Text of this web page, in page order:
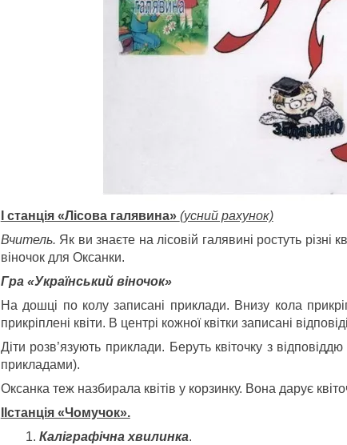
І станція «Лісова галявина» (усний рахунок)
Вчитель. Як ви знаєте на лісовій галявині ростуть
віночок для Оксанки.
Гра «Український віночок»
На дошці по колу записані приклади. Внизу кола
прикріплені квіти. В центрі кожної квітки записані
Діти розв’язують приклади. Беруть квіточку з
прикладами).
Оксанка теж назбирала квітів у корзинку. Вона дарує
IIстанція «Чомучок».
Каліграфічна хвилинка.